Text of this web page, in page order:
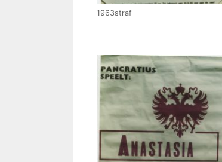
1963straf